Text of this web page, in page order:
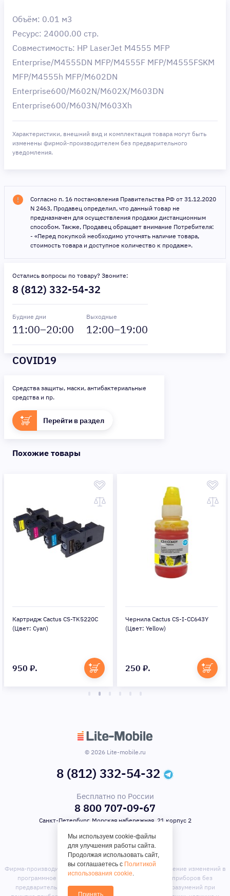
Объём: 0.01 м3
Ресурс: 24000.00 стр.
Совместимость: HP LaserJet M4555 MFP
Enterprise/M4555DN MFP/M4555F MFP/M4555FSKM
MFP/M4555h MFP/M602DN
Enterprise600/M602N/M602X/M603DN
Enterprise600/M603N/M603Xh
Характеристики, внешний вид и комплектация товара могут быть
изменены фирмой-производителем без предварительного
уведомления.
Согласно п. 16 постановления Правительства РФ от 31.12.2020
N 2463, Продавец определил, что данный товар не
предназначен для осуществления продажи дистанционным
способом. Также, Продавец обращает внимание Потребителя:
- «Перед покупкой необходимо уточнять наличие товара,
стоимость товара и доступное количество к продаже».
Остались вопросы по товару? Звоните:
8 (812) 332-54-32
Будние дни
11:00–20:00
Выходные
12:00–19:00
COVID19
Средства защиты, маски, антибактериальные
средства и пр.
Перейти в раздел
Похожие товары
Картридж Cactus CS-TK5220C
(Цвет: Cyan)
950 ₽.
Чернила Cactus CS-I-CC643Y
(Цвет: Yellow)
250 ₽.
© 2026 Lite-mobile.ru
8 (812) 332-54-32
Бесплатно по России
8 800 707-09-67
Санкт-Петербург, Морская набережная, 21 корпус 2
Фирма-производитель оставляет за собой право на внесение изменений в
программное обеспечение, дизайн и комплектацию приборов без
предварительного уведомления. Во избежание недоразумений при
Мы используем cookie-файлы
для улучшения работы сайта.
Продолжая использовать сайт,
вы соглашаетесь с Политикой
использования cookie.
Принять